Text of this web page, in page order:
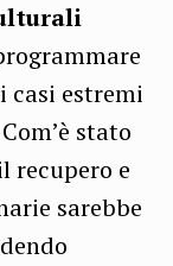
casi estremi
stato
recupero e
sarebbe